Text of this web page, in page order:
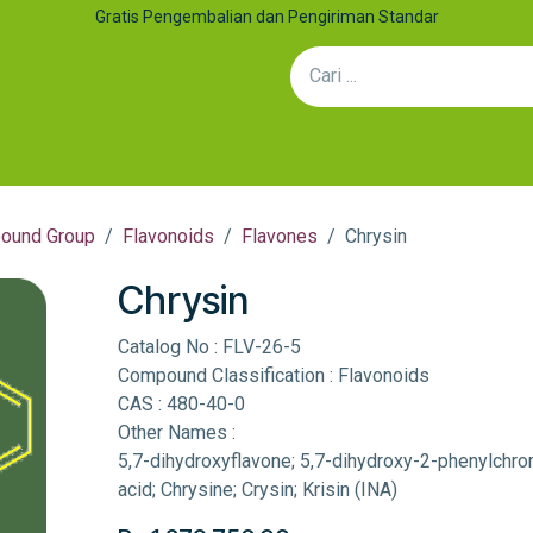
Gratis Pengembalian dan Pengiriman Standar
Group Flavonoids Flavones Chrysin
Chrysin
Catalog No : FLV-26-5
Compound Classification : Flavonoids
CAS : 480-40-0
Other Names :
5,7-dihydroxyflavone; 5,7-dihydroxy-2-
acid; Chrysine; Crysin; Krisin (INA)